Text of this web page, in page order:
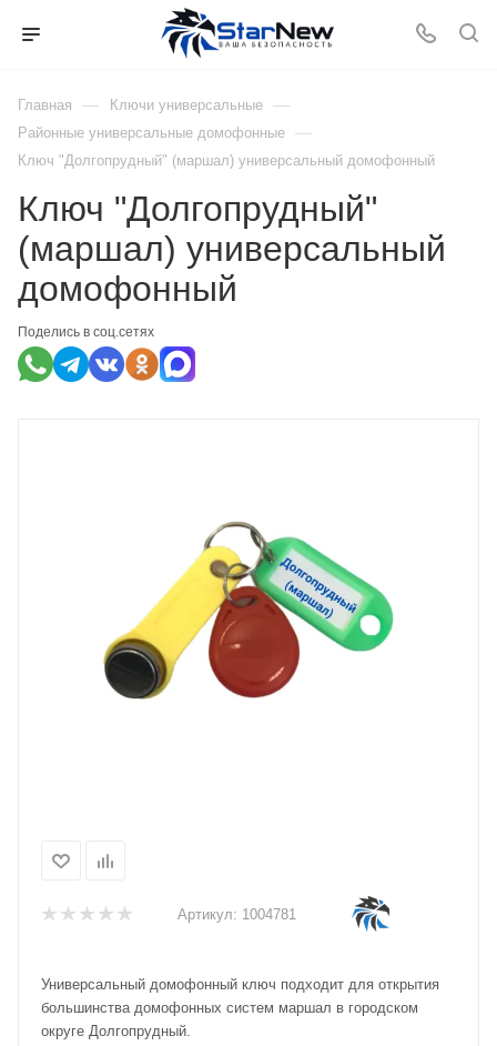
Главная — Ключи универсальные —
Районные универсальные домофонные —
Ключ "Долгопрудный" (маршал) универсальный домофонный
Поделись в соц.сетях
Ключ "Долгопрудный"
(маршал) универсальный
домофонный
Артикул: 1004781
Универсальный домофонный ключ подходит для открытия
большинства домофонных систем маршал в городском
округе Долгопрудный.